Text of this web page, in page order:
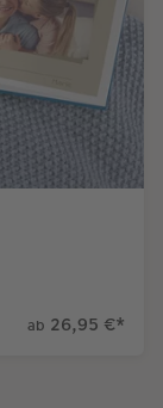
ab 26,95 €*